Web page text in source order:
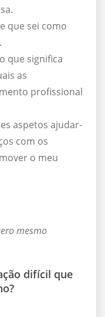
que sei como
que significa
as
profissional
aspetos ajudar-
com os
o meu
mesmo
difícil que